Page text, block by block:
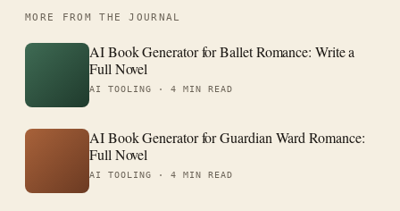
MORE FROM THE JOURNAL
AI Book Generator for Ballet Romance: Write a
Full Novel
AI TOOLING · 4 MIN READ
AI Book Generator for Guardian Ward Romance:
Full Novel
AI TOOLING · 4 MIN READ